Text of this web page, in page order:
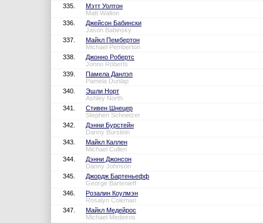
335.
Мэтт Уолтон
Matt Walton
336.
Джейсон Бабински
Jason Babinsky
337.
Майкл Пембертон
Michael Pemberton
338.
Джонно Робертс
Jonno Roberts
339.
Памела Данлэп
Pamela Dunlap
340.
Эшли Норт
Ashley North
341.
Стивен Шнецер
Stephen Schnetzer
342.
Дэнни Бурстейн
Danny Burstein
343.
Майкл Каллен
Michael Cullen
344.
Дэнни Джонсон
Danny Johnson
345.
Джордж Бартеньефф
George Bartenieff
346.
Розалин Коулмэн
Rosalyn Coleman
347.
Майкл Медейрос
Michael Medeiros